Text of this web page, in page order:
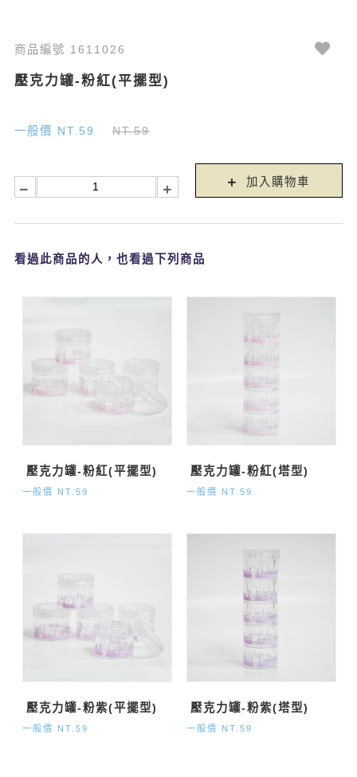
商品編號 1611026
壓克力罐-粉紅(平擺型)
一般價 NT.59 NT.59
加入購物車
看過此商品的人，也看過下列商品
壓克力罐-粉紅(平擺型)
一般價 NT.59
壓克力罐-粉紅(塔型)
一般價 NT.59
壓克力罐-粉紫(平擺型)
一般價 NT.59
壓克力罐-粉紫(塔型)
一般價 NT.59